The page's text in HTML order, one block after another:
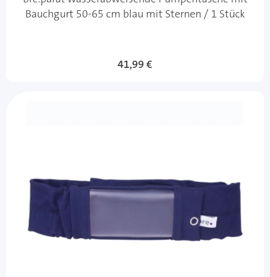
Bauchgurt 50-65 cm blau mit Sternen / 1 Stück
41,99 €